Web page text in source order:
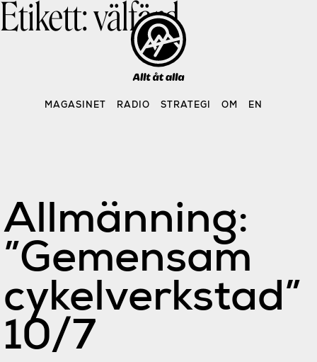
Skip
MAGASINET RADIO STRATEGI OM EN
Etikett:välfärd
Allmänning:
”Gemensam
cykelverkstad”
10/7